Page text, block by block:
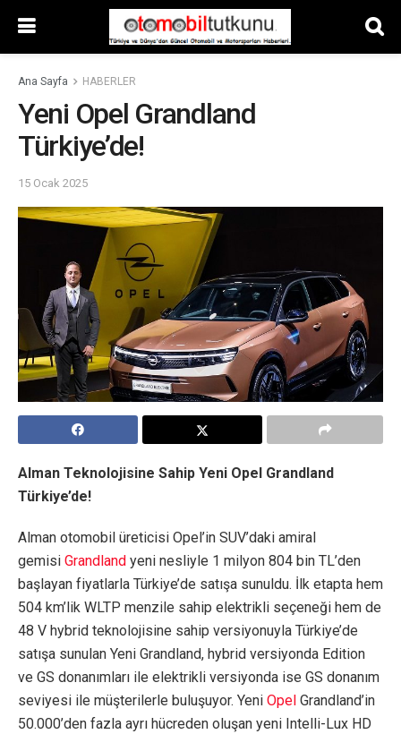
Ana Sayfa HABERLER
Yeni Opel Grandland
Türkiye’de!
15 Ocak 2025
Alman Teknolojisine Sahip Yeni Opel Grandland
Türkiye’de!
Alman otomobil üreticisi Opel’in SUV’daki amiral
gemisi Grandland yeni nesliyle 1 milyon 804 bin TL’den
başlayan fiyatlarla Türkiye’de satışa sunuldu. İlk etapta hem
504 km’lik WLTP menzile sahip elektrikli seçeneği hem de
48 V hybrid teknolojisine sahip versiyonuyla Türkiye’de
satışa sunulan Yeni Grandland, hybrid versiyonda Edition
ve GS donanımları ile elektrikli versiyonda ise GS donanım
seviyesi ile müşterilerle buluşuyor. Yeni Opel Grandland’in
50.000’den fazla ayrı hücreden oluşan yeni Intelli-Lux HD